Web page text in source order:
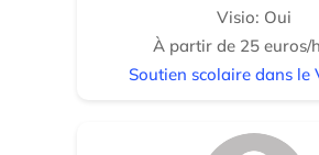
Visio: Oui
À partir de 25 euros/
Soutien scolaire dans le